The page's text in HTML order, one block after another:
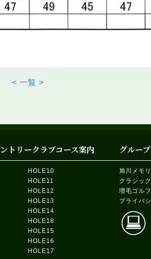
< 一覧 >
トリークラブコース案内
HOLE10
HOLE11
HOLE12
HOLE13
HOLE14
HOLE18
HOLE15
HOLE16
HOLE17
グルー
旭川メモ
クラシッ
増毛ゴル
プライバ